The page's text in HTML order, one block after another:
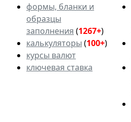
формы, бланки и
образцы
заполнения (1267+)
калькуляторы (100+)
курсы валют
ключевая ставка